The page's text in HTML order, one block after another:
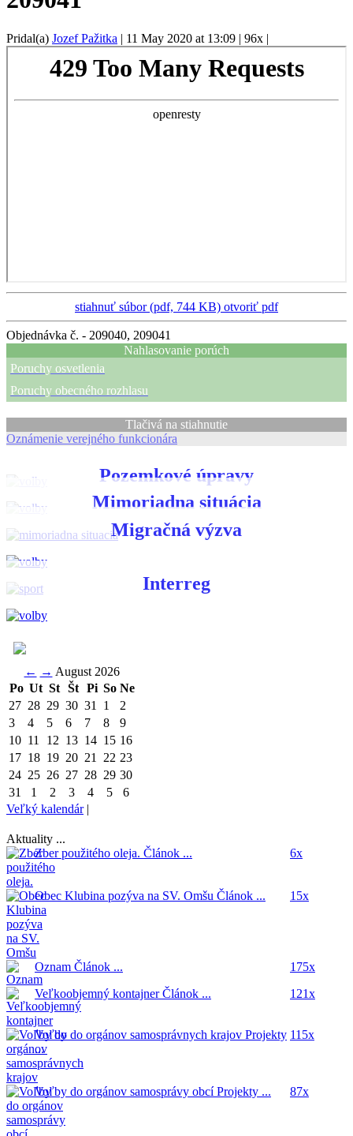
Pridal(a) Jozef Pažitka | 11 May 2020 at 13:09 | 96x |
stiahnuť súbor (pdf, 744 KB) otvoriť pdf
Objednávka č. - 209040, 209041
Nahlasovanie porúch
Poruchy osvetlenia
Poruchy obecného rozhlasu
Tlačivá na stiahnutie
Oznámenie verejného funkcionára
Pozemkové úpravy
Mimoriadna situácia
Migračná výzva
Interreg
← → August 2026
Po Ut St Št Pi So Ne
27 28 29 30 31 1
2
3
4 5 6 7 8
9
10 11 12 13 14 15 16
17 18 19 20 21 22 23
24 25 26 27 28 29 30
31
1 2 3 4 5
6
Veľký kalendár|
Aktuality ...
Zber použitého oleja. Článok ... 6x
Obec Klubina pozýva na SV. Omšu Článok ... 15x
Oznam Článok ...
175x
Veľkoobjemný kontajnerČlánok ... 121x
Voľby do orgánov samosprávnych krajov Projekty
...
115x
Voľby do orgánov samosprávy obcíProjekty ... 87x